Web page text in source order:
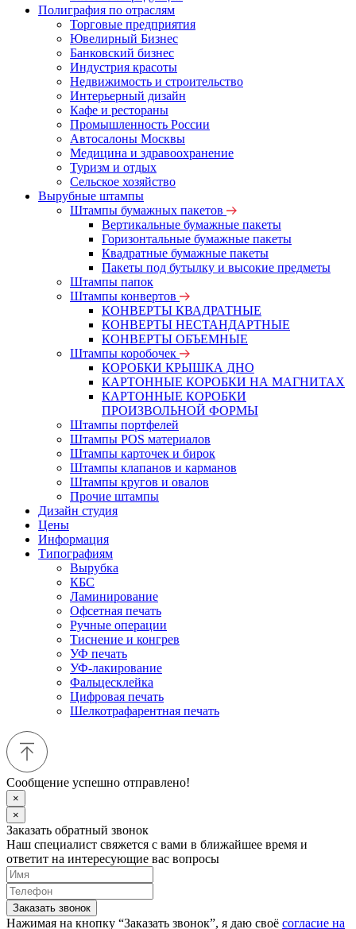
Полиграфия по отраслям
Торговые предприятия
Ювелирный Бизнес
Банковский бизнес
Индустрия красоты
Недвижимость и строительство
Интерьерный дизайн
Кафе и рестораны
Промышленность России
Автосалоны Москвы
Медицина и здравоохранение
Туризм и отдых
Сельское хозяйство
Вырубные штампы
Штампы бумажных пакетов
Вертикальные бумажные пакеты
Горизонтальные бумажные пакеты
Квадратные бумажные пакеты
Пакеты под бутылку и высокие предметы
Штампы папок
Штампы конвертов
КОНВЕРТЫ КВАДРАТНЫЕ
КОНВЕРТЫ НЕСТАНДАРТНЫЕ
КОНВЕРТЫ ОБЪЕМНЫЕ
Штампы коробочек
КОРОБКИ КРЫШКА ДНО
КАРТОННЫЕ КОРОБКИ НА МАГНИТАХ
КАРТОННЫЕ КОРОБКИ
ПРОИЗВОЛЬНОЙ ФОРМЫ
Штампы портфелей
Штампы POS материалов
Штампы карточек и бирок
Штампы клапанов и карманов
Штампы кругов и овалов
Прочие штампы
Дизайн студия
Цены
Информация
Типографиям
Вырубка
КБС
Ламинирование
Офсетная печать
Ручные операции
Тиснение и конгрев
УФ печать
УФ-лакирование
Фальцесклейка
Цифровая печать
Шелкотрафарентная печать
Сообщение успешно отправлено!
×
×
Заказать обратный звонок
Наш специалист свяжется с вами в ближайшее время и
ответит на интересующие вас вопросы
Заказать звонок
Нажимая на кнопку “Заказать звонок”, я даю своё согласие на